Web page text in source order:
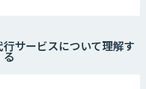
サービスについて理解す
る